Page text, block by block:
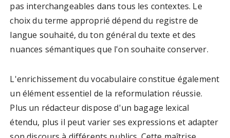
pas interchangeables dans tous les contextes. Le
choix du terme approprié dépend du registre de
langue souhaité, du ton général du texte et des
nuances sémantiques que l'on souhaite conserver.
L'enrichissement du vocabulaire constitue également
un élément essentiel de la reformulation réussie.
Plus un rédacteur dispose d'un bagage lexical
étendu, plus il peut varier ses expressions et adapter